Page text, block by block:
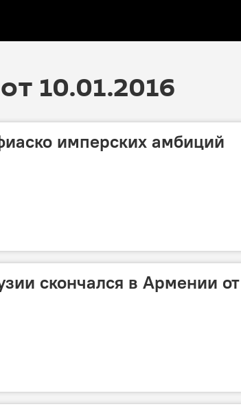
10.01.2016
имперских амбиций
скончался в Армении от